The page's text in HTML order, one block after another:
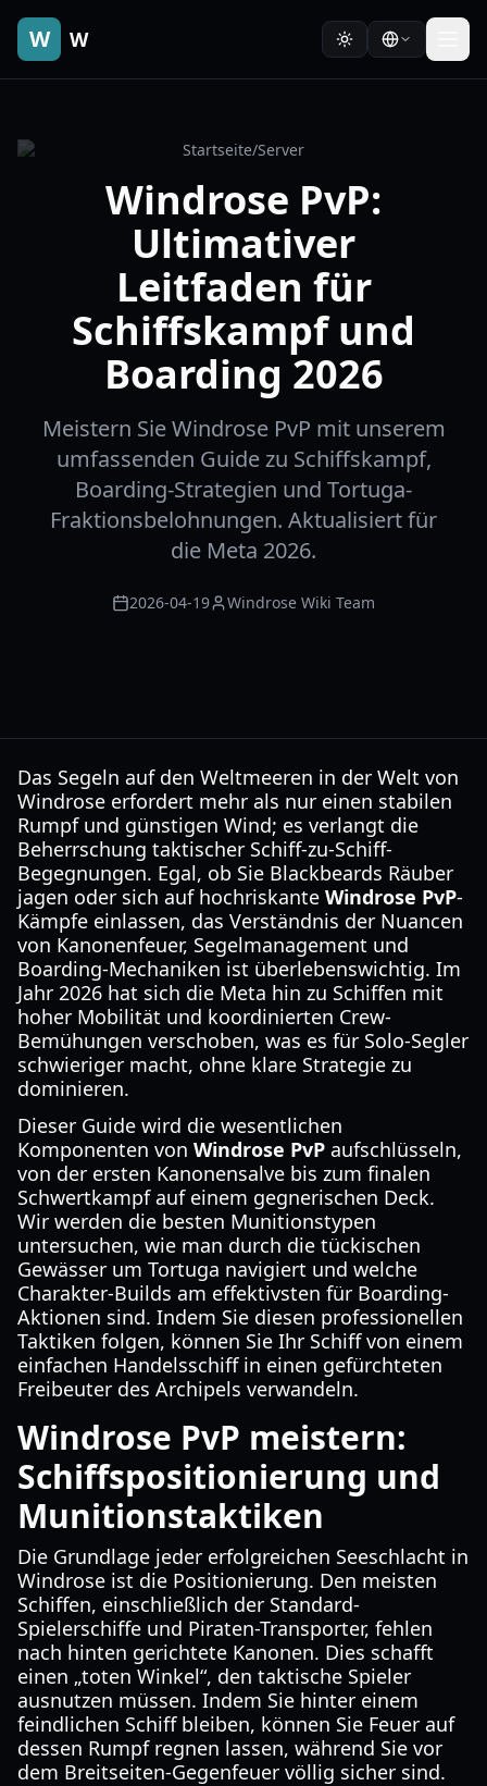
W W
Startseite/Server
Windrose PvP:
Ultimativer
Leitfaden für
Schiffskampf und
Boarding 2026
Meistern Sie Windrose PvP mit unserem
umfassenden Guide zu Schiffskampf,
Boarding-Strategien und Tortuga-
Fraktionsbelohnungen. Aktualisiert für
die Meta 2026.
2026-04-19 Windrose Wiki Team
Das Segeln auf den Weltmeeren in der Welt von
Windrose erfordert mehr als nur einen stabilen
Rumpf und günstigen Wind; es verlangt die
Beherrschung taktischer Schiff-zu-Schiff-
Begegnungen. Egal, ob Sie Blackbeards Räuber
jagen oder sich auf hochriskante Windrose PvP-
Kämpfe einlassen, das Verständnis der Nuancen
von Kanonenfeuer, Segelmanagement und
Boarding-Mechaniken ist überlebenswichtig. Im
Jahr 2026 hat sich die Meta hin zu Schiffen mit
hoher Mobilität und koordinierten Crew-
Bemühungen verschoben, was es für Solo-Segler
schwieriger macht, ohne klare Strategie zu
dominieren.
Dieser Guide wird die wesentlichen
Komponenten von Windrose PvP aufschlüsseln,
von der ersten Kanonensalve bis zum finalen
Schwertkampf auf einem gegnerischen Deck.
Wir werden die besten Munitionstypen
untersuchen, wie man durch die tückischen
Gewässer um Tortuga navigiert und welche
Charakter-Builds am effektivsten für Boarding-
Aktionen sind. Indem Sie diesen professionellen
Taktiken folgen, können Sie Ihr Schiff von einem
einfachen Handelsschiff in einen gefürchteten
Freibeuter des Archipels verwandeln.
Windrose PvP meistern:
Schiffspositionierung und
Munitionstaktiken
Die Grundlage jeder erfolgreichen Seeschlacht in
Windrose ist die Positionierung. Den meisten
Schiffen, einschließlich der Standard-
Spielerschiffe und Piraten-Transporter, fehlen
nach hinten gerichtete Kanonen. Dies schafft
einen „toten Winkel“, den taktische Spieler
ausnutzen müssen. Indem Sie hinter einem
feindlichen Schiff bleiben, können Sie Feuer auf
dessen Rumpf regnen lassen, während Sie vor
dem Breitseiten-Gegenfeuer völlig sicher sind.